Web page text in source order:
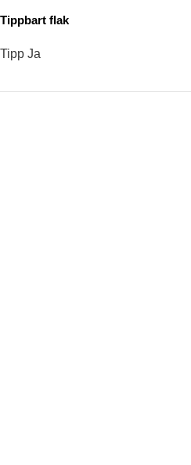
Tippbart flak
Tipp Ja